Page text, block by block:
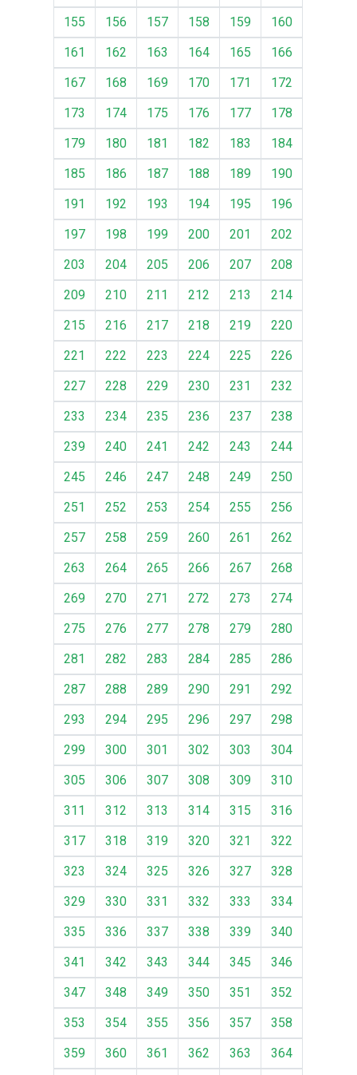
155
156 157 158 159
160
161
162 163 164 165
166
167
168 169 170 171
172
173
174 175 176 177
178
179
180 181 182 183
184
185
186 187 188 189
190
191
192 193 194 195
196
197
198 199 200 201
202
203
204 205 206 207
208
209
210 211 212 213
214
215
216 217 218 219
220
221
222 223 224 225
226
227
228 229 230 231
232
233
234 235 236 237
238
239
240 241 242 243
244
245
246 247 248 249
250
251
252 253 254 255
256
257
258 259 260 261
262
263
264 265 266 267
268
269
270 271 272 273
274
275
276 277 278 279
280
281
282 283 284 285
286
287
288 289 290 291
292
293
294 295 296 297
298
299
300 301 302 303
304
305
306 307 308 309
310
311
312 313 314 315
316
317
318 319 320 321
322
323
324 325 326 327
328
329
330 331 332 333
334
335
336 337 338 339
340
341
342 343 344 345
346
347
348 349 350 351
352
353
354 355 356 357
358
359
360 361 362 363 364